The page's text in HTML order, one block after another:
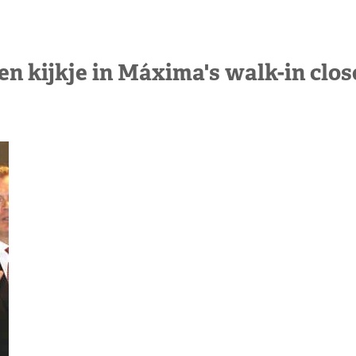
kijkje in Máxima's walk-in